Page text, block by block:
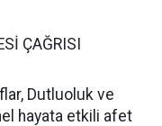
ÇAĞRISI
Dutluoluk ve
hayata etkili afet